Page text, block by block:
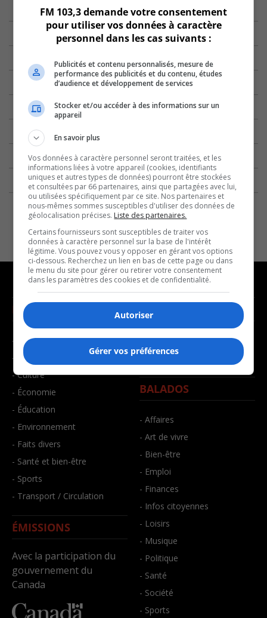
NOUVELLES
- Affaires municipales
- Communauté / Social
- Culture
- Économie
- Éducation
- Environnement
- Faits divers
- Santé et bien-être
- Sports
- Transport / Circulation
ÉMISSIONS
Avec la participation du
gouvernement du
Canada
MUSIQUE
- Décompte franco
- Joué récemment
BALADOS
- Affaires
- Art de vivre
- Bien-être
- Emploi
- Finances
- Infos citoyennes
- Loisirs
- Musique
- Politique
- Santé
- Société
- Sports
FM 103,3 demande votre consentement
pour utiliser vos données à caractère
personnel dans les cas suivants :
Publicités et contenu personnalisés, mesure de
performance des publicités et du contenu, études
d’audience et développement de services
Stocker et/ou accéder à des informations sur un
appareil
En savoir plus
Vos données à caractère personnel seront traitées, et les
informations liées à votre appareil (cookies, identifiants
uniques et autres types de données) pourront être stockées
et consultées par 66 partenaires, ainsi que partagées avec lui,
ou utilisées spécifiquement par ce site. Nos partenaires et
nous-mêmes sommes susceptibles d'utiliser des données de
géolocalisation précises. Liste des partenaires.
Certains fournisseurs sont susceptibles de traiter vos
données à caractère personnel sur la base de l'intérêt
légitime. Vous pouvez vous y opposer en gérant vos options
ci-dessous. Recherchez un lien en bas de cette page ou dans
le menu du site pour gérer ou retirer votre consentement
dans les paramètres des cookies et de confidentialité.
Autoriser
Gérer vos préférences